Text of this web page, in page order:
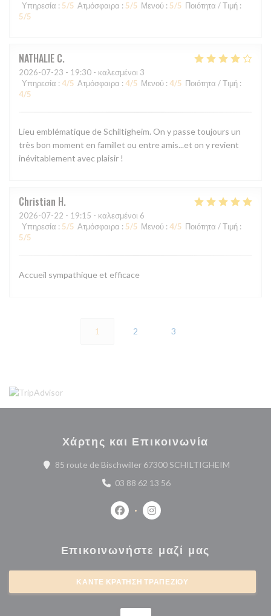
Υπηρεσία : 5/5 Ατμόσφαιρα : 5/5 Μενού : 5/5 Ποιότητα / Τιμή :
5/5
NATHALIE C
2026-07-23 - 19:30 - καλεσμένοι 3
Υπηρεσία : 4/5 Ατμόσφαιρα : 4/5 Μενού : 4/5 Ποιότητα / Τιμή :
4/5
Lieu emblématique de Schiltigheim. On y passe toujours un
très bon moment en famillet ou entre amis...et on y revient
inévitablement avec plaisir !
Christian H
2026-07-22 - 19:15 - καλεσμένοι 6
Υπηρεσία : 5/5 Ατμόσφαιρα : 5/5 Μενού : 4/5 Ποιότητα / Τιμή :
5/5
Accueil sympathique et efficace
1 2 3
Χάρτης και Επικοινωνία
85 route de Bischwiller 67300 SCHILTIGHEIM
03 88 62 13 56
Facebook ((ανοίγει σε νέο
Instagram ((ανοίγει σε νέο
Επικοινωνήστε μαζί μας
ΚΆΝΤΕ ΚΡΆΤΗΣΗ ΤΡΑΠΕΖΙΟΎ